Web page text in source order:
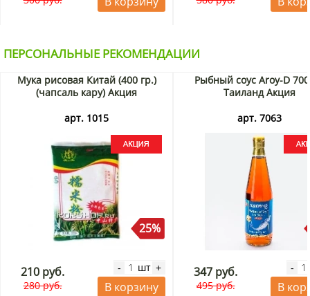
ПЕРСОНАЛЬНЫЕ РЕКОМЕНДАЦИИ
Мука рисовая Китай (400 гр.)
(чапсаль кару) Акция
арт. 1015
25%
210 руб.
280 руб.
- шт +
В корзину
Рыбный соус Aroy-D
Таиланд Акция
арт. 7063
347 руб.
495 руб.
-
В